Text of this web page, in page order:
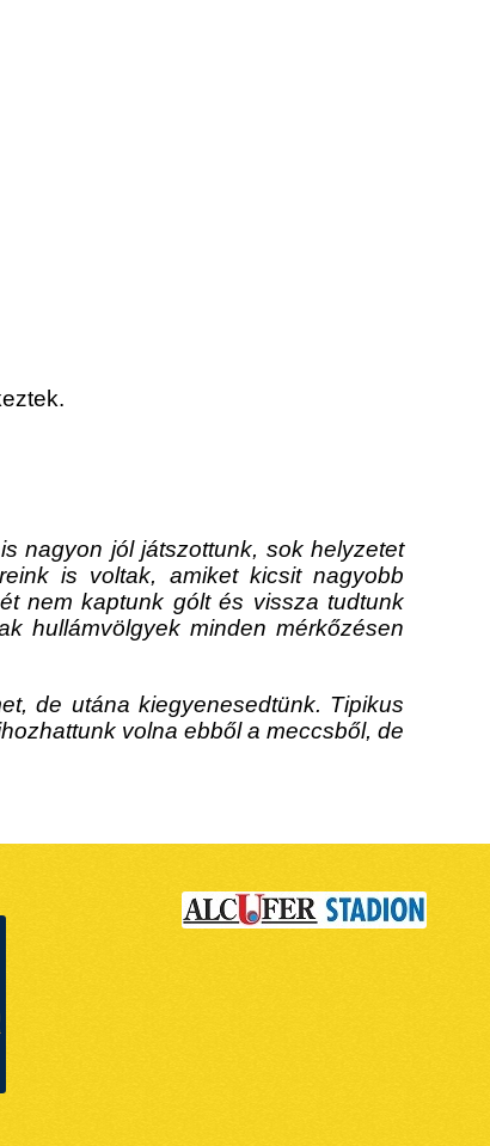
nagyon jól játszottunk, sok helyzetet
is voltak, amiket kicsit nagyobb
nem kaptunk gólt és vissza tudtunk
hullámvölgyek minden mérkőzésen
de utána kiegyenesedtünk. Tipikus
volna ebből a meccsből, de